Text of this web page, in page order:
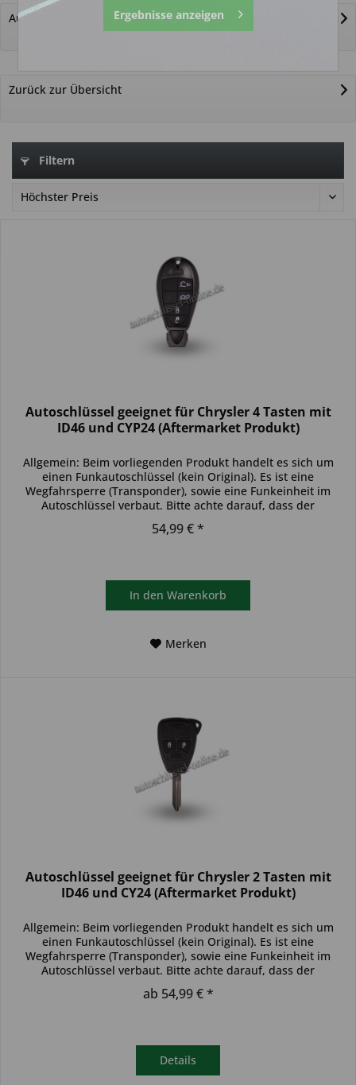
Autoschlüssel nicht gefunden?
Zurück zur Übersicht
Filtern
Autoschlüssel geeignet für Chrysler 4 Tasten mit
ID46 und CYP24 (Aftermarket Produkt)
Allgemein: Beim vorliegenden Produkt handelt es sich um
einen Funkautoschlüssel (kein Original). Es ist eine
Wegfahrsperre (Transponder), sowie eine Funkeinheit im
Autoschlüssel verbaut. Bitte achte darauf, dass der
54,99 € *
In den Warenkorb
Merken
Autoschlüssel geeignet für Chrysler 2 Tasten mit
ID46 und CY24 (Aftermarket Produkt)
Allgemein: Beim vorliegenden Produkt handelt es sich um
einen Funkautoschlüssel (kein Original). Es ist eine
Wegfahrsperre (Transponder), sowie eine Funkeinheit im
Autoschlüssel verbaut. Bitte achte darauf, dass der
Autoschlüssel deinem...
ab 54,99 € *
Details
Ergebnisse anzeigen